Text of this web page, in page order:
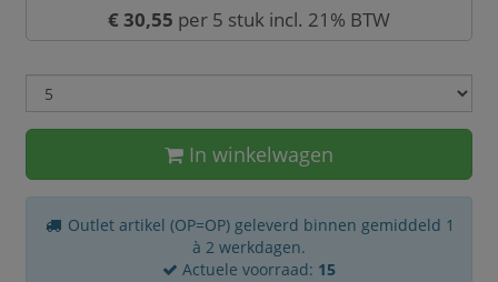
€ 30,55 per 5 stuk incl. 21% BTW
In winkelwagen
Outlet artikel (OP=OP) geleverd binnen gemiddeld 1
à 2 werkdagen.
Actuele voorraad: 15